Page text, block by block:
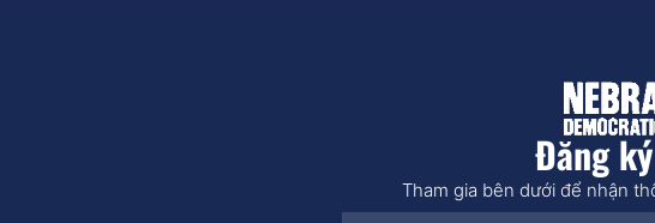
Đăng
Tham gia bên dưới để nhận